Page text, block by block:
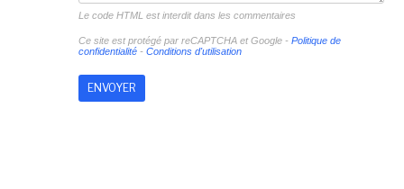
Le code HTML est interdit dans les commentaires
Ce site est protégé par reCAPTCHA et Google - Politique de
confidentialité- Conditions d'utilisation